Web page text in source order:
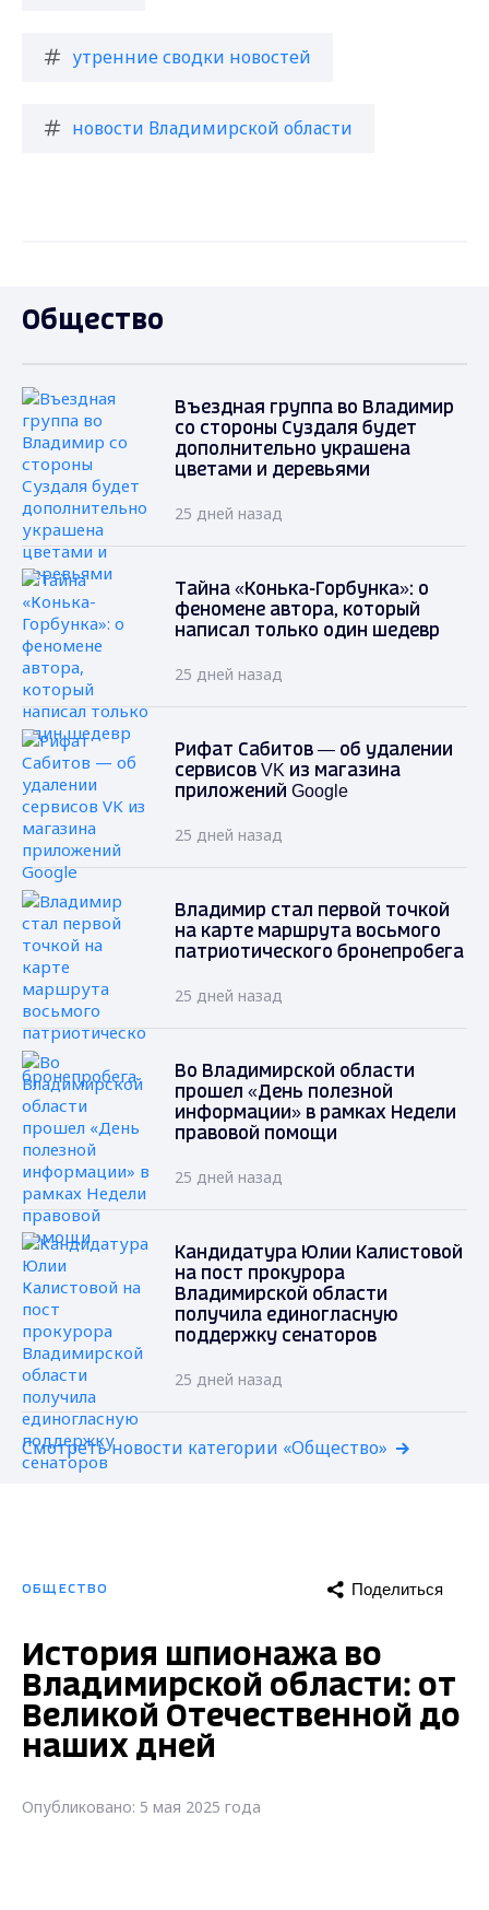
утренние сводки новостей
новости Владимирской области
Общество
Въездная группа во Владимир
со стороны Суздаля будет
дополнительно украшена
цветами и деревьями
25 дней назад
Тайна «Конька-Горбунка»: о
феномене автора, который
написал только один шедевр
25 дней назад
Рифат Сабитов — об удалении
сервисов VK из магазина
приложений Google
25 дней назад
Владимир стал первой точкой
на карте маршрута восьмого
патриотического бронепробега
25 дней назад
Во Владимирской области
прошел «День полезной
информации» в рамках Недели
правовой помощи
25 дней назад
Кандидатура Юлии Калистовой
на пост прокурора
Владимирской области
получила единогласную
поддержку сенаторов
25 дней назад
Смотреть новости категории «Общество»
ОБЩЕСТВО Поделиться
История шпионажа во
Владимирской области: от
Великой Отечественной до
наших дней
Опубликовано: 5 мая 2025 года